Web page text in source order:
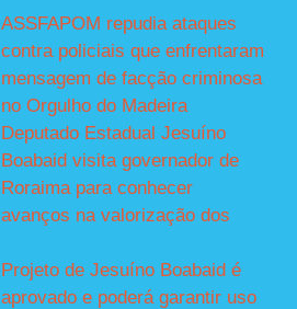
ASSFAPOM repudia ataques
contra policiais que enfrentaram
mensagem de facção criminosa
no Orgulho do Madeira
Deputado Estadual Jesuíno
Boabaid visita governador de
Roraima para conhecer
avanços na valorização dos
Projeto de Jesuíno Boabaid é
aprovado e poderá garantir uso